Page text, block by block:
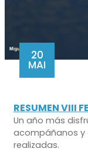
20
MAI
RESUMEN VIII
Un año más
acompáñanos y
realizadas.